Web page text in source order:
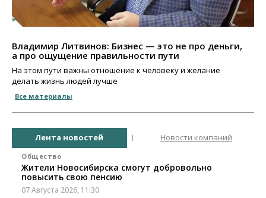
Владимир Литвинов: Бизнес — это не про деньги,
а про ощущение правильности пути
На этом пути важны отношение к человеку и желание
делать жизнь людей лучше
Все материалы
Лента новостей Новости компаний
Общество
Жители Новосибирска смогут добровольно
повысить свою пенсию
07 Августа 2026, 11:30